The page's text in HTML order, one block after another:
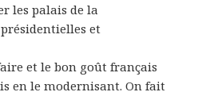
les palais de la
et
et le bon goût français
en le modernisant. On fait